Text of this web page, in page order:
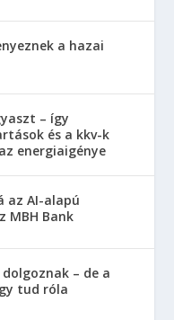
a hazai
– így
és a kkv-k
energiaigénye
az AI-alapú
MBH Bank
– de a
tud róla